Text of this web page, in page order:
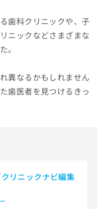
歯科クリニックや、子
ニックなどさまざまな
。
異なるかもしれません
歯医者を見つけるきっ
リニックナビ編集